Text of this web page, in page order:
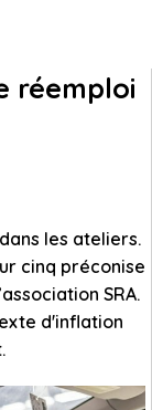
réemploi
les ateliers.
cinq préconise
SRA.
d'inflation